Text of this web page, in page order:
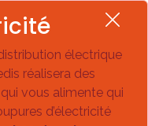
électrique
réalisera des
vous alimente qui
d’électricité